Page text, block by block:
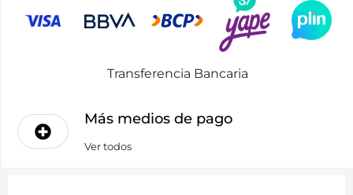
Transferencia Bancaria
Más medios de pago
Ver todos